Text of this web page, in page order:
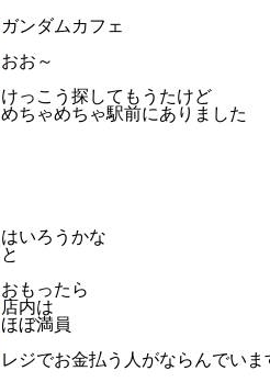
ガンダムカフェ
おお～
けっこう探してもうたけど
めちゃめちゃ駅前にありました
はいろうかな
と
おもったら
店内は
ほぼ満員
レジでお金払う人がならんでいま